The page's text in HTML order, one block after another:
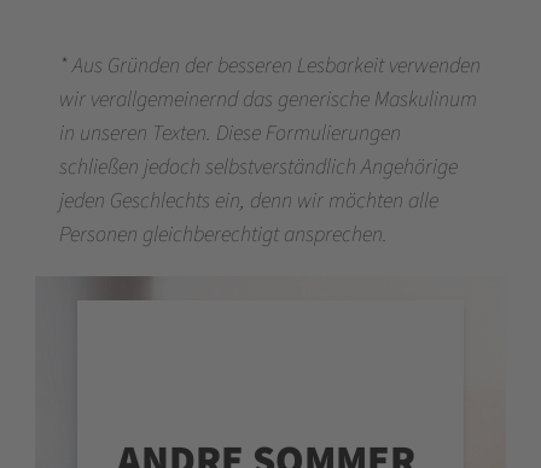
* Aus Gründen der besseren Lesbarkeit verwenden
wir verallgemeinernd das generische Maskulinum
in unseren Texten. Diese Formulierungen
schließen jedoch selbstverständlich Angehörige
jeden Geschlechts ein, denn wir möchten alle
Personen gleichberechtigt ansprechen.